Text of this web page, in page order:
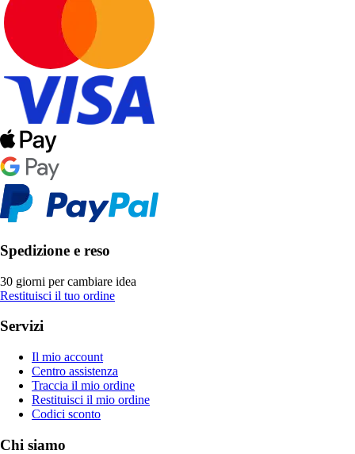
Spedizione e reso
30 giorni per cambiare idea
Restituisci il tuo ordine
Servizi
Il mio account
Centro assistenza
Traccia il mio ordine
Restituisci il mio ordine
Codici sconto
Chi siamo